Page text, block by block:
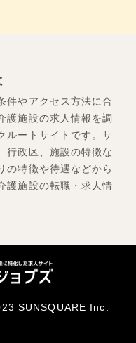
件やアクセス方法に合
護施設の求人情報を調
ルートサイトです。サ
行政区、施設の特徴な
の特徴や待遇などから
護施設の転職・求人情
SUNSQUARE Inc.